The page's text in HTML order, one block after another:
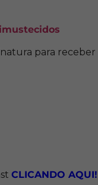
para receber
CLICANDO AQUI!